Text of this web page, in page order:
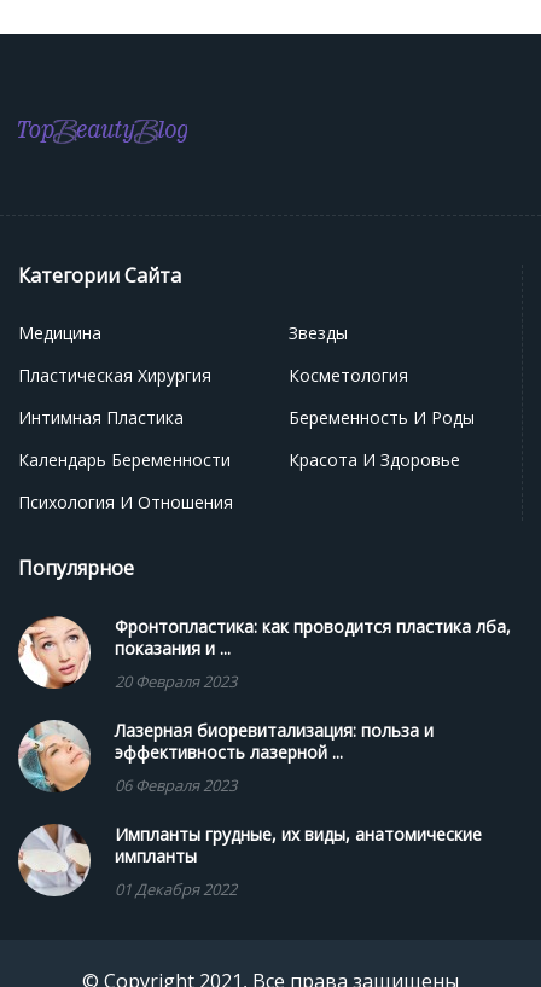
Категории Сайта
Медицина
Звезды
Пластическая Хирургия
Косметология
Интимная Пластика
Беременность И Роды
Календарь Беременности
Красота И Здоровье
Психология И Отношения
Популярное
Фронтопластика: как проводится пластика лба,
показания и ...
20 Февраля 2023
Лазерная биоревитализация: польза и
эффективность лазерной ...
06 Февраля 2023
Импланты грудные, их виды, анатомические
импланты
01 Декабря 2022
© Copyright 2021, Все права защищены